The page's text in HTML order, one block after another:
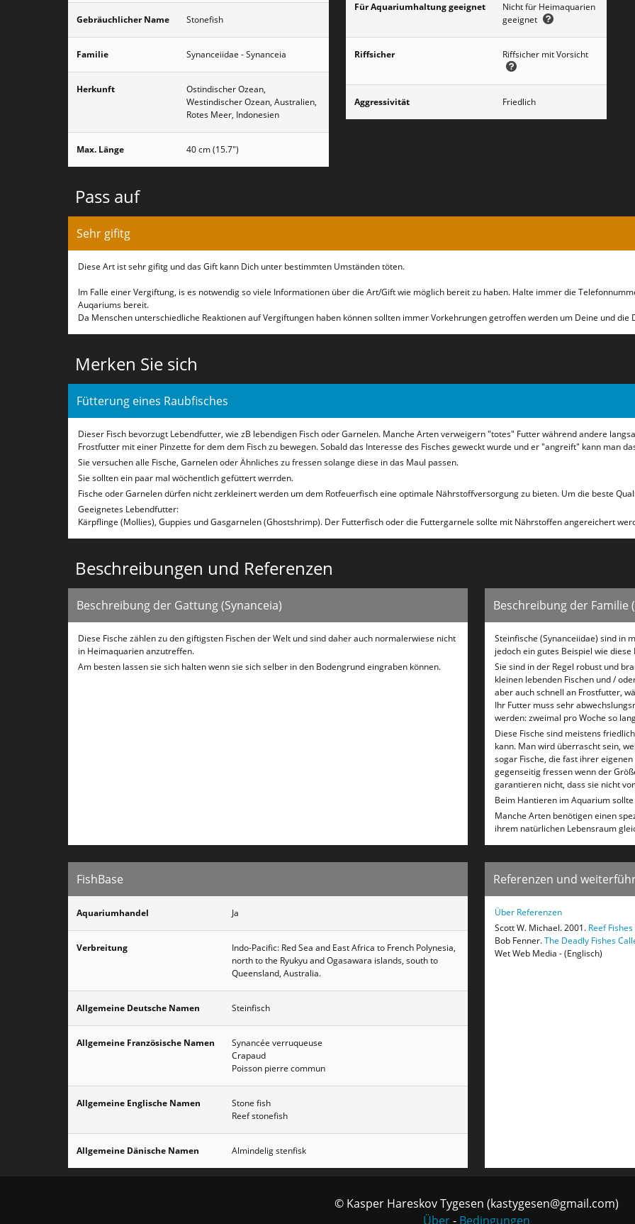
Gebräuchlicher Name Stonefish
Familie Synanceiidae - Synanceia
Herkunft
Ostindischer Ozean,
Westindischer Ozean, Australien,
Rotes Meer, Indonesien
Max. Länge 40 cm (15.7")
Für Aquariumhaltung geeignet
Nicht für Heimaquarien
geeignet
Riffsicher Riffsicher mit Vorsicht
Aggressivität Friedlich
Pass auf
Sehr gifitg
Diese Art ist sehr gifitg und das Gift kann Dich unter bestimmten Umständen töten.
Im Falle einer Vergiftung, is es notwendig so viele Informationen über die Art/Gift wie möglich bereit zu haben. Halte immer die
Auqariums bereit.
Da Menschen unterschiedliche Reaktionen auf Vergiftungen haben können sollten immer Vorkehrungen getroffen werden um Deine und die
Merken Sie sich
Fütterung eines Raubfisches
Dieser Fisch bevorzugt Lebendfutter, wie zB lebendigen Fisch oder Garnelen. Manche Arten verweigern "totes" Futter während andere
Frostfutter mit einer Pinzette for dem dem Fisch zu bewegen. Sobald das Interesse des Fisches geweckt wurde und er "angreift" kann man
Sie versuchen alle Fische, Garnelen oder Ähnliches zu fressen solange diese in das Maul passen.
Sie sollten ein paar mal wöchentlich gefüttert werrden.
Fische oder Garnelen dürfen nicht zerkleinert werden um dem Rotfeuerfisch eine optimale Nährstoffversorgung zu bieten. Um die beste
Geeignetes Lebendfutter:
Kärpflinge (Mollies), Guppies und Gasgarnelen (Ghostshrimp). Der Futterfisch oder die Futtergarnele sollte mit Nährstoffen angereichert
Beschreibungen und Referenzen
Beschreibung der Gattung (Synanceia)
Diese Fische zählen zu den giftigsten Fischen der Welt und sind daher auch normalerwiese nicht
in Heimaquarien anzutreffen.
Am besten lassen sie sich halten wenn sie sich selber in den Bodengrund eingraben können.
Beschreibung der Familie
Steinfische (Synanceiidae) sind in
jedoch ein gutes Beispiel wie
Sie sind in der Regel robust und
kleinen lebenden Fischen und /
aber auch schnell an Frostfutter,
Ihr Futter muss sehr
werden: zweimal pro Woche so
Diese Fische sind meistens
kann. Man wird überrascht sein,
sogar Fische, die fast ihrer
gegenseitig fressen wenn der
garantieren nicht, dass sie nicht
Beim Hantieren im Aquarium
Manche Arten benötigen einen
ihrem natürlichen Lebensraum
FishBase
Aquariumhandel Ja
Verbreitung
Indo-Pacific: Red Sea and East Africa to French Polynesia,
north to the Ryukyu and Ogasawara islands, south to
Queensland, Australia.
Allgemeine Deutsche Namen Steinfisch
Allgemeine Französische Namen
Synancée verruqueuse
Crapaud
Poisson pierre commun
Allgemeine Englische Namen
Stone fish
Reef stonefish
Allgemeine Dänische Namen Almindelig stenfisk
Referenzen und
Über Referenzen
Scott W. Michael. 2001. Reef
Bob Fenner.The Deadly Fishes
Wet Web Media - (Englisch)
© Kasper Hareskov Tygesen (kastygesen@gmail.com)
Über- Bedingungen